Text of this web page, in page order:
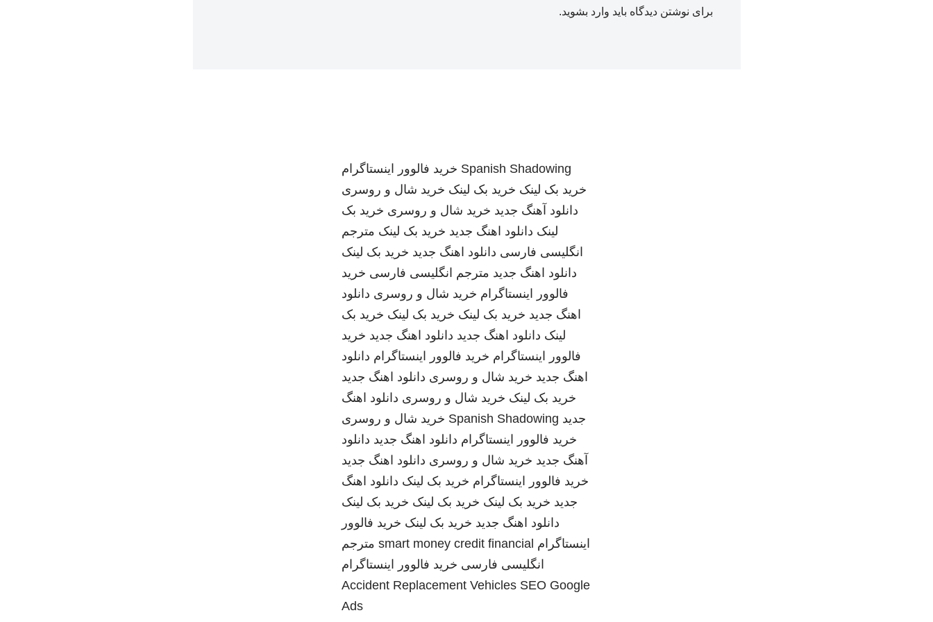
برای نوشتن دیدگاه باید وارد بشوید.
Spanish Shadowing خرید فالوور اینستاگرام
خرید بک لینک خرید بک لینک خرید شال و روسری
دانلود آهنگ جدید خرید شال و روسری خرید بک
لینک دانلود اهنگ جدید خرید بک لینک مترجم
انگلیسی فارسی دانلود اهنگ جدید خرید بک لینک
دانلود اهنگ جدید مترجم انگلیسی فارسی خرید
فالوور اینستاگرام خرید شال و روسری دانلود
اهنگ جدید خرید بک لینک خرید بک لینک خرید بک
لینک دانلود اهنگ جدید دانلود اهنگ جدید خرید
فالوور اینستاگرام خرید فالوور اینستاگرام دانلود
اهنگ جدید خرید شال و روسری دانلود اهنگ جدید
خرید بک لینک خرید شال و روسری دانلود اهنگ
جدید Spanish Shadowing خرید شال و روسری
خرید فالوور اینستاگرام دانلود اهنگ جدید دانلود
آهنگ جدید خرید شال و روسری دانلود اهنگ جدید
خرید فالوور اینستاگرام خرید بک لینک دانلود اهنگ
جدید خرید بک لینک خرید بک لینک خرید بک لینک
دانلود اهنگ جدید خرید بک لینک خرید فالوور
اینستاگرام smart money credit financial مترجم
انگلیسی فارسی خرید فالوور اینستاگرام
Accident Replacement Vehicles SEO Google
Ads